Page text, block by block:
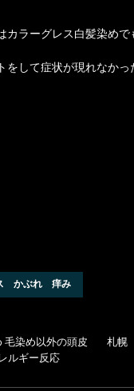
ラーグレス白髪染めで
して症状が現れなかっ
かぶれ 痒み
毛染め以外の頭皮
ルギー反応
札幌